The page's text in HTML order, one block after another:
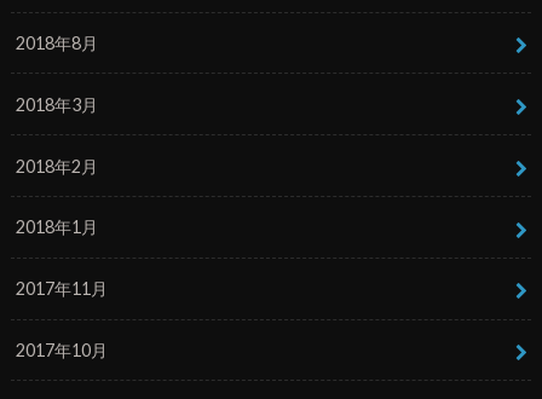
2018年8月
2018年3月
2018年2月
2018年1月
2017年11月
2017年10月